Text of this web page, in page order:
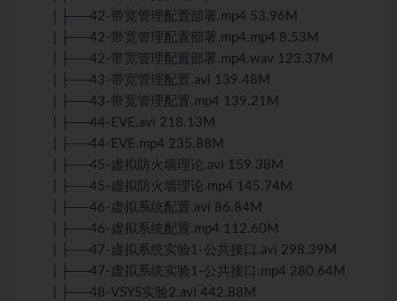
| ├──42-带宽管理配置部署.mp4 53.96M
| ├──42-带宽管理配置部署.mp4.mp4 8.53M
| ├──42-带宽管理配置部署.mp4.wav 123.37M
| ├──43-带宽管理配置.avi 139.48M
| ├──43-带宽管理配置.mp4 139.21M
| ├──44-EVE.avi 218.13M
| ├──44-EVE.mp4 235.88M
| ├──45-虚拟防火墙理论.avi 159.38M
| ├──45-虚拟防火墙理论.mp4 145.74M
| ├──46-虚拟系统配置.avi 86.84M
| ├──46-虚拟系统配置.mp4 112.60M
| ├──47-虚拟系统实验1-公共接口.avi 298.39M
| ├──47-虚拟系统实验1-公共接口.mp4 280.64M
| ├──48-VSYS实验2.avi 442.88M